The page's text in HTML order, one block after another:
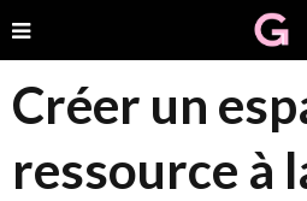
Créer un
ressource à